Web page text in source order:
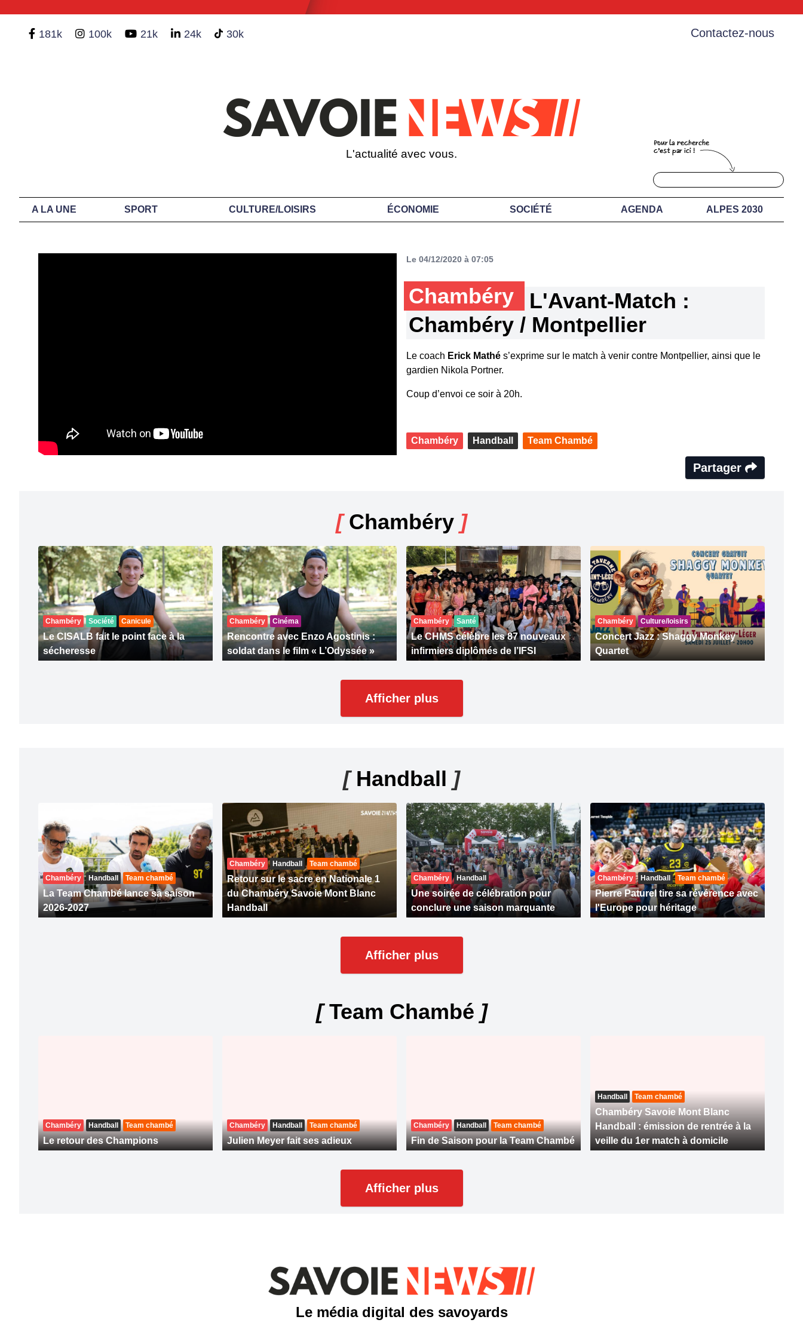
181k 100k 21k 24k 30k Contactez-nous
L'actualité avec vous.
A LA UNE SPORT CULTURE/LOISIRS ÉCONOMIE SOCIÉTÉ AGENDA ALPES 2030
Le 04/12/2020 à 07:05
Chambéry
L'Avant-Match :
Chambéry / Montpellier
Le coach Erick Mathé s’exprime sur le match à venir contre Montpellier, ainsi que le
gardien Nikola Portner.
Coup d’envoi ce soir à 20h.
Chambéry Handball Team Chambé
Partager
[Chambéry ]
Chambéry Société Canicule
Le CISALB fait le point face à la
sécheresse
Chambéry Cinéma
Rencontre avec Enzo Agostinis :
soldat dans le film « L’Odyssée »
Chambéry Santé
Le CHMS célèbre les 87 nouveaux
infirmiers diplômés de l’IFSI
Chambéry Culture/loisirs
Concert Jazz : Shaggy Monkey
Quartet
Afficher plus
[Handball ]
Chambéry Handball Team chambé
La Team Chambé lance sa saison
2026-2027
Chambéry Handball Team chambé
Retour sur le sacre en Nationale 1
du Chambéry Savoie Mont Blanc
Handball
Chambéry Handball
Une soirée de célébration pour
conclure une saison marquante
Chambéry Handball Team chambé
Pierre Paturel tire sa révérence avec
l'Europe pour héritage
Afficher plus
[Team Chambé ]
Chambéry Handball Team chambé
Le retour des Champions
Chambéry Handball Team chambé
Julien Meyer fait ses adieux
Chambéry Handball Team chambé
Fin de Saison pour la Team Chambé
Handball Team chambé
Chambéry Savoie Mont Blanc
Handball : émission de rentrée à la
veille du 1er match à domicile
Afficher plus
Le média digital des savoyards